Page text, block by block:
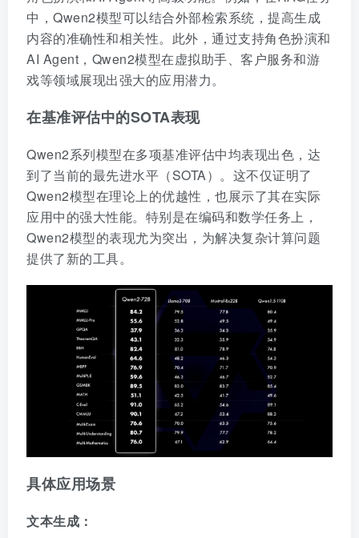
中，Qwen2模型可以结合外部检索系统，提高生成
内容的准确性和相关性。此外，通过支持角色扮演和
AI Agent，Qwen2模型在虚拟助手、客户服务和游
戏等领域展现出强大的应用潜力。
在基准评估中的SOTA表现
Qwen2系列模型在多项基准评估中均表现出色，达
到了当前的最先进水平（SOTA）。这不仅证明了
Qwen2模型在理论上的优越性，也展示了其在实际
应用中的强大性能。特别是在编码和数学任务上，
Qwen2模型的表现尤为突出，为解决复杂计算问题
提供了新的工具。
具体应用场景
文本生成：